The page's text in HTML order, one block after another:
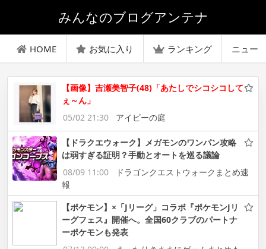
みんなのブログアンテナ
HOME お気に入り ランキング ニュー
【画像】吉瀬美智子(48)「あたしでシコシコして
ぇ～ん」
05/02 21:30
アイビーの庭
【ドラクエウォーク】メガモンのワンパン攻略
は弱すぎる証明？手動とオートを巡る議論
08/09 11:00
ドラゴンクエストウォークまとめ速
報
【ポケモン】×「Jリーグ」コラボ『ポケモンJリ
ーグフェス』開催へ。全国60クラブのパートナ
ーポケモンも発表